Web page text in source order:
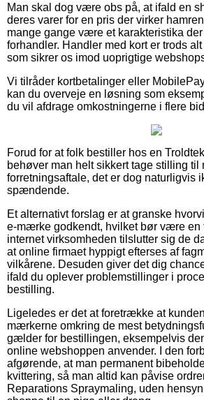
Man skal dog være obs på, at ifald en
deres varer for en pris der virker
mange gange være et karakteristika
forhandler. Handler med kort er trods
som sikrer os imod uoprigtige
Vi tilråder kortbetalinger eller
kan du overveje en løsning som
du vil afdrage omkostningerne i flere
Forud for at folk bestiller hos en
behøver man helt sikkert tage stilling til
forretningsaftale, det er dog naturligvis
spændende.
Et alternativt forslag er at granske
e-mærke godkendt, hvilket bør være en
internet virksomheden tilslutter sig de
at online firmaet hyppigt efterses af
vilkårene. Desuden giver det dig
ifald du oplever problemstillinger i
bestilling.
Ligeledes er det at foretrække at
mærkerne omkring de mest
gælder for bestillingen, eksempelvis
online webshoppen anvender. I den
afgørende, at man permanent
kvittering, så man altid kan påvise
Reparations Spraymaling, uden